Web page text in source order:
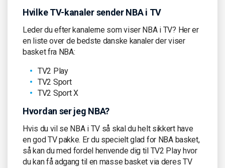
Hvilke TV-kanaler sender NBA i TV
Leder du efter kanalerne som viser NBA i TV? Her er
en liste over de bedste danske kanaler der viser
basket fra NBA:
TV2 Play
TV2 Sport
TV2 Sport X
Hvordan ser jeg NBA?
Hvis du vil se NBA i TV så skal du helt sikkert have
en god TV pakke. Er du specielt glad for NBA basket,
så kan du med fordel henvende dig til TV2 Play hvor
du kan få adgang til en masse basket via deres TV